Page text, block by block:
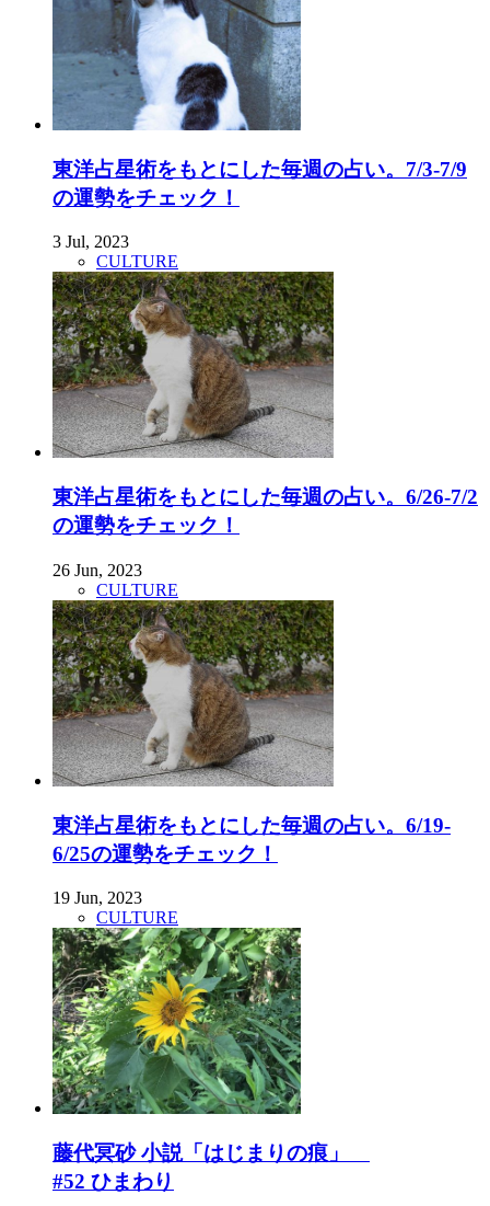
東洋占星術をもとにした毎週の占い。7/3-7/9
の運勢をチェック！
3 Jul, 2023
CULTURE
東洋占星術をもとにした毎週の占い。6/26-7/2
の運勢をチェック！
26 Jun, 2023
CULTURE
東洋占星術をもとにした毎週の占い。6/19-
6/25の運勢をチェック！
19 Jun, 2023
CULTURE
藤代冥砂 小説「はじまりの痕」
#52 ひまわり